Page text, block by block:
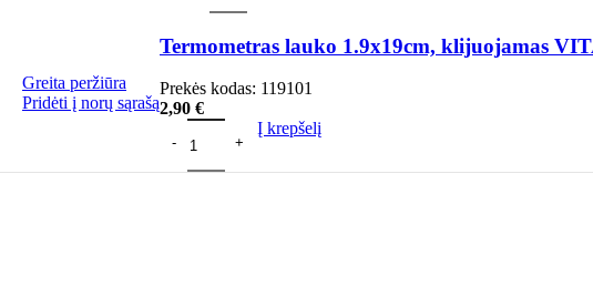
Greita peržiūra
Pridėti į norų sąrašą
Termometras lauko 1.9x19cm, klijuojamas
Prekės kodas: 119101
2,90 €
Į krepšelį